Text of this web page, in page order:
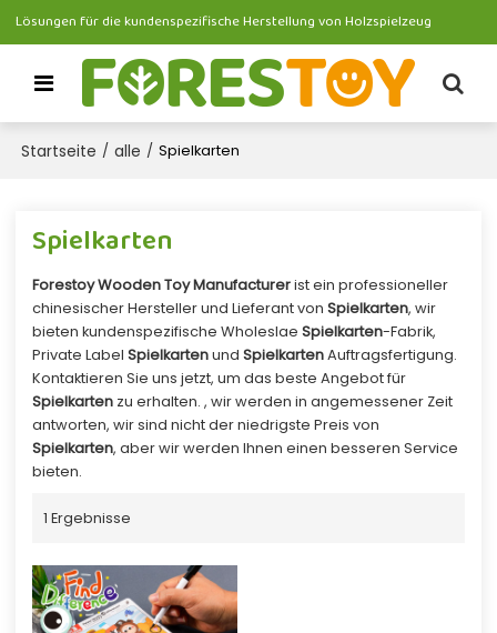
Lösungen für die kundenspezifische Herstellung von Holzspielzeug
Startseite / alle / Spielkarten
Spielkarten
Forestoy Wooden Toy Manufacturerist ein professioneller
chinesischer Hersteller und Lieferant von Spielkarten, wir
bieten kundenspezifische Wholeslae Spielkarten-Fabrik,
Private Label Spielkartenund SpielkartenAuftragsfertigung.
Kontaktieren Sie uns jetzt, um das beste Angebot für
Spielkartenzu erhalten. , wir werden in angemessener Zeit
antworten, wir sind nicht der niedrigste Preis von
Spielkarten, aber wir werden Ihnen einen besseren Service
bieten.
1 Ergebnisse